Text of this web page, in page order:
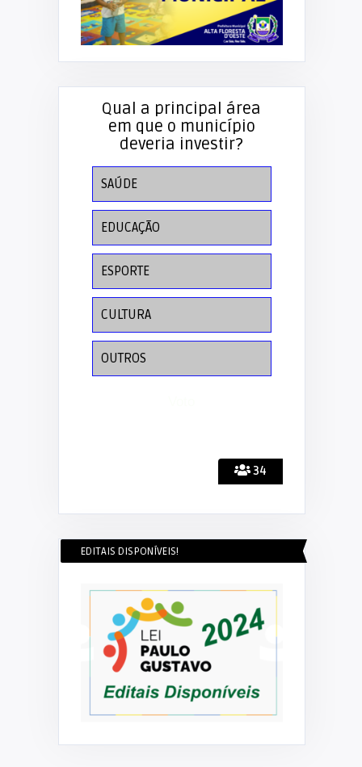
34
Qual a principal área
em que o município
deveria investir?
SAÚDE
EDUCAÇÃO
ESPORTE
CULTURA
OUTROS
EDITAIS DISPONÍVEIS!